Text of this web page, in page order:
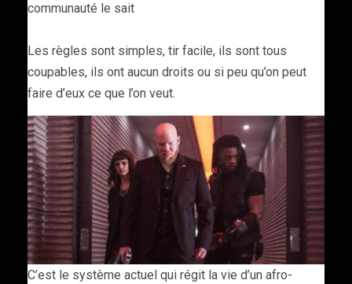
communauté le sait
Les règles sont simples, tir facile, ils sont tous
coupables, ils ont aucun droits ou si peu qu’on peut
faire d’eux ce que l’on veut.
C’est le système actuel qui régit la vie d’un afro-